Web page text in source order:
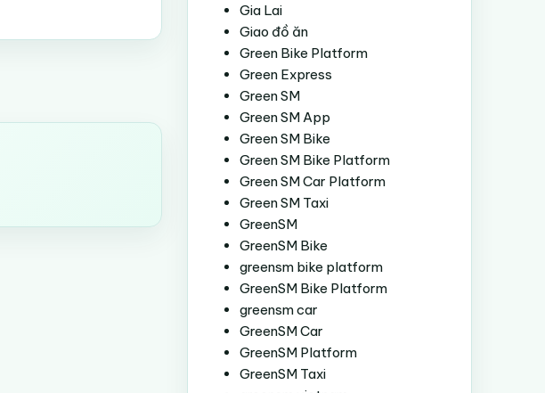
Gia Lai
Giao đồ ăn
Green Bike Platform
Green Express
Green SM
Green SM App
Green SM Bike
Green SM Bike Platform
Green SM Car Platform
Green SM Taxi
GreenSM
GreenSM Bike
greensm bike platform
GreenSM Bike Platform
greensm car
GreenSM Car
GreenSM Platform
GreenSM Taxi